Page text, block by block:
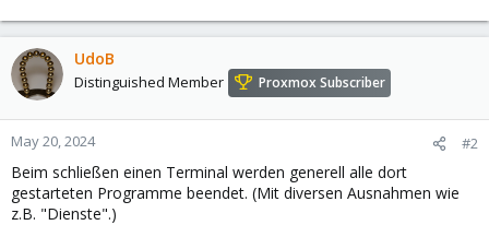
UdoB
Distinguished Member Proxmox Subscriber
May 20, 2024 #2
Beim schließen einen Terminal werden generell alle dort
gestarteten Programme beendet. (Mit diversen Ausnahmen wie
z.B. "Dienste".)